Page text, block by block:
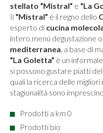
stellato “Mistral” e “La
Il “Mistral” è il regno dello
esperto di cucina
intero menù degustazione
mediterranea , a base di
“La Goletta” è un
si possono gustare piatti
quali la ricerca delle
stagionalità sono
Prodotti a km 0
Prodotti bio